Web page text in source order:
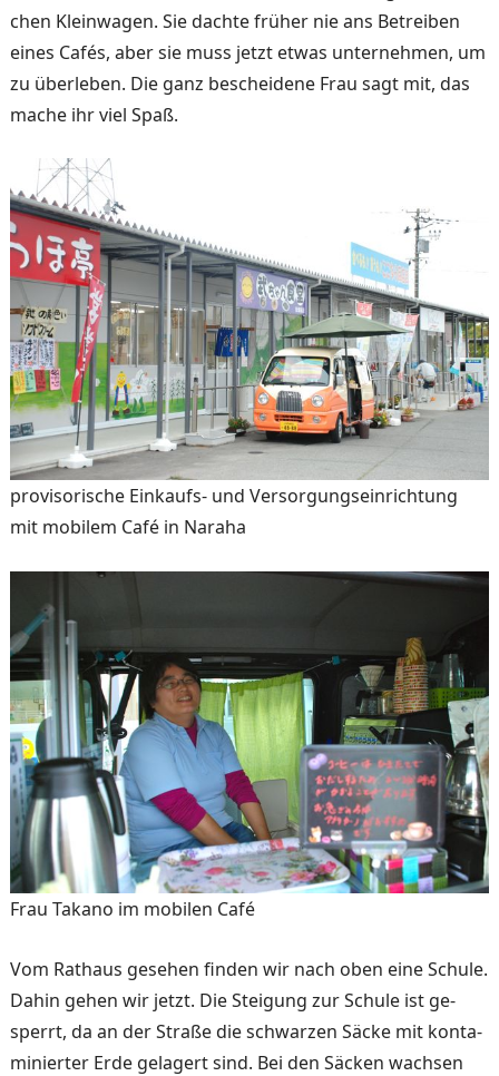
chen Kleinwagen. Sie dachte früher nie ans Betreiben
eines Cafés, aber sie muss jetzt et­was unternehmen, um
zu überleben. Die ganz bescheidene Frau sagt mit, das
mache ihr viel Spaß.
provisorische Einkaufs- und Versorgungseinrichtung
mit mobilem Café in Naraha
Frau Takano im mobilen Café
Vom Rathaus gesehen finden wir nach oben eine Schule.
Dahin gehen wir jetzt. Die Steigung zur Schule ist ge­
sperrt, da an der Straße die schwarzen Säcke mit konta­
minierter Erde gelagert sind. Bei den Säcken wachsen